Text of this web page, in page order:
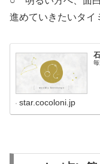
進めていきたいタイ
star.cocoloni.jp